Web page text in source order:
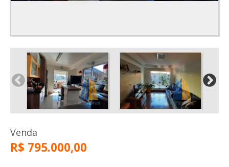
Venda
R$ 795.000,00